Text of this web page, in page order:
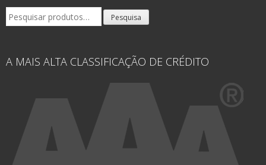
Pesquisar
por:
Pesquisa
A MAIS ALTA CLASSIFICAÇÃO DE CRÉDITO